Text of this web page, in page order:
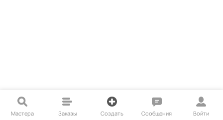
Мастера Заказы Создать Сообщения Войти